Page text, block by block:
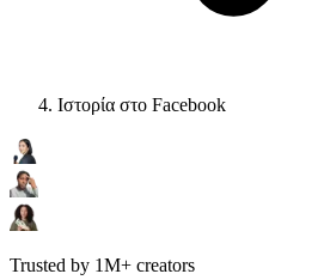
Ιστορία στο Facebook
Trusted by 1M+ creators